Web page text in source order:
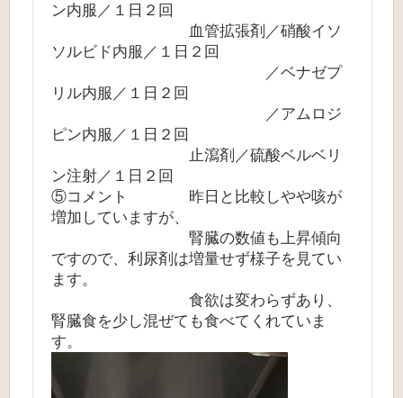
ン内服／１日２回
血管拡張剤／硝酸イソ
ソルビド内服／１日２回
／ベナゼプ
リル内服／１日２回
／アムロジ
ピン内服／１日２回
止瀉剤／硫酸ベルベリ
ン注射／１日２回
⑤コメント 昨日と比較しやや咳が
増加していますが、
腎臓の数値も上昇傾向
ですので、利尿剤は増量せず様子を見てい
ます。
食欲は変わらずあり、
腎臓食を少し混ぜても食べてくれていま
す。